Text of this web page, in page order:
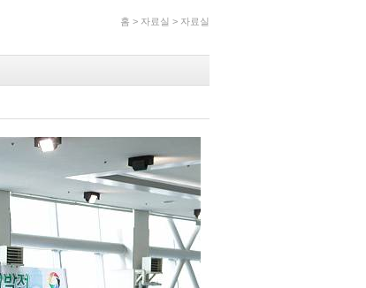
홈 > 자료실 > 자료실